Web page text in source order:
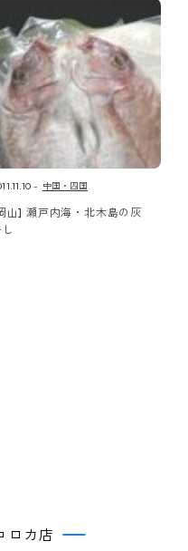
中国・四国
山] 瀬戸内海・北木島の灰
ロカ店